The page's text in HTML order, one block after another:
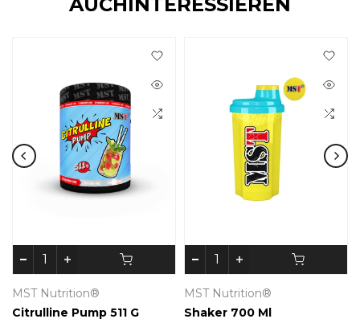
MST Nutrition®
Citrulline Pump 511 G
MST Nutrition®
Shaker 700 Ml